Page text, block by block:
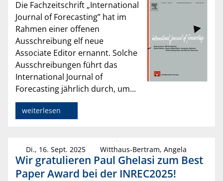
Die Fachzeitschrift „International
Journal of Forecasting” hat im
Rahmen einer offenen
Ausschreibung elf neue
Associate Editor ernannt. Solche
Ausschreibungen führt das
International Journal of
Forecasting jährlich durch, um...
weiterlesen
Di., 16. Sept. 2025 Witthaus-Bertram, Angela
Wir gratulieren Paul Ghelasi zum Best
Paper Award bei der INREC2025!